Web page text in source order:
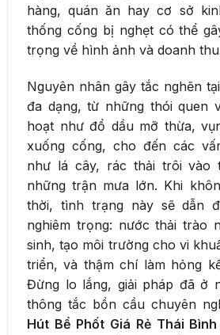
hàng, quán ăn hay cơ sở
thống cống bị nghẹt có thể
trọng về hình ảnh và doanh
Nguyên nhân gây tắc nghẽn
đa dạng, từ những thói quen
hoạt như đổ dầu mỡ thừa,
xuống cống, cho đến các
như lá cây, rác thải trôi vào
những trận mưa lớn. Khi
thời, tình trạng này sẽ dẫn
nghiêm trọng: nước thải trào
sinh, tạo môi trường cho vi
triển, và thậm chí làm hỏng
Đừng lo lắng, giải pháp đã ở
thông tắc bồn cầu chuyên
Hút Bể Phốt Giá Rẻ Thái Bình